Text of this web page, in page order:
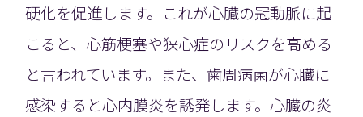
硬化を促進します。これが心臓の冠動脈に起
こると、心筋梗塞や狭心症のリスクを高める
と言われています。また、歯周病菌が心臓に
感染すると心内膜炎を誘発します。心臓の炎